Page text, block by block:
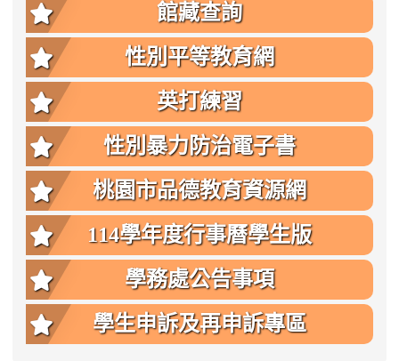
館藏查詢
性別平等教育網
英打練習
性別暴力防治電子書
桃園市品德教育資源網
114學年度行事曆學生版
學務處公告事項
學生申訴及再申訴專區